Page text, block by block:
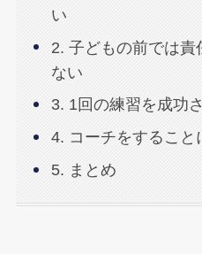
い
2. 子どもの前では責
ない
3. 1回の練習を成功
4. コーチをすること
5. まとめ